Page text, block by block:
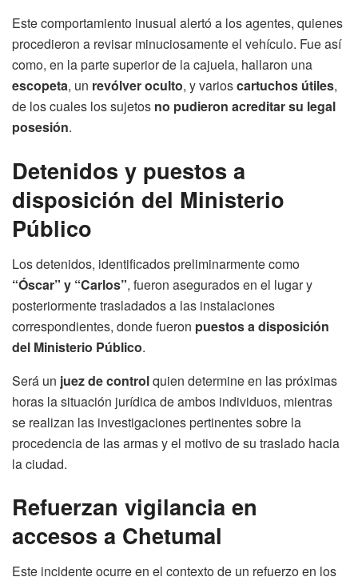
Este comportamiento inusual alertó a los agentes, quienes
procedieron a revisar minuciosamente el vehículo. Fue así
como, en la parte superior de la cajuela, hallaron una
escopeta, un revólver oculto, y varioscartuchos útiles,
de los cuales los sujetos no pudieron acreditar su legal
posesión.
Detenidos y puestos a
disposición del Ministerio
Público
Los detenidos, identificados preliminarmente como
“Óscar” y “Carlos”, fueron asegurados en el lugar y
posteriormente trasladados a las instalaciones
correspondientes, donde fueron puestos a disposición
del Ministerio Público.
Será un juez de controlquien determine en las próximas
horas la situación jurídica de ambos individuos, mientras
se realizan las investigaciones pertinentes sobre la
procedencia de las armas y el motivo de su traslado hacia
la ciudad.
Refuerzan vigilancia en
accesos a Chetumal
Este incidente ocurre en el contexto de un refuerzo en los